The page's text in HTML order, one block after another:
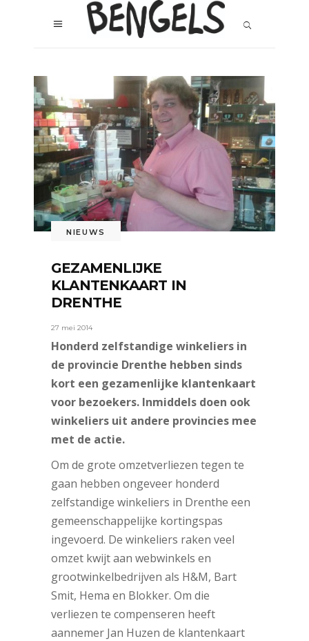
NIEUWS
GEZAMENLIJKE
KLANTENKAART IN
DRENTHE
27 mei 2014
Honderd zelfstandige winkeliers in
de provincie Drenthe hebben sinds
kort een gezamenlijke klantenkaart
voor bezoekers. Inmiddels doen ook
winkeliers uit andere provincies mee
met de actie.
Om de grote omzetverliezen tegen te
gaan hebben ongeveer honderd
zelfstandige winkeliers in Drenthe een
gemeenschappelijke kortingspas
ingevoerd. De winkeliers raken veel
omzet kwijt aan webwinkels en
grootwinkelbedrijven als H&M, Bart
Smit, Hema en Blokker. Om die
verliezen te compenseren heeft
aannemer Jan Huzen de klantenkaart